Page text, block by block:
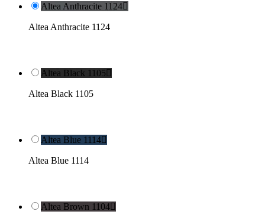
Altea Anthracite 1124
Altea Anthracite 1124
Altea Black 1105
Altea Black 1105
Altea Blue 1114
Altea Blue 1114
Altea Brown 1104